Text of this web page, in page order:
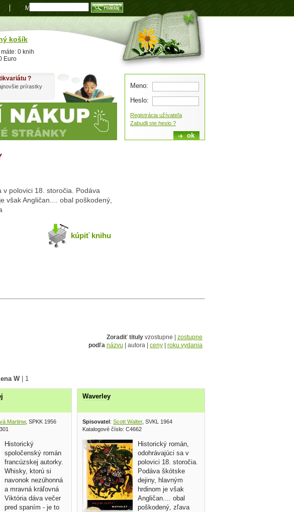
polovici 18. storočia. Podáva
však Angličan.... obal poškodený,
kúpiť knihu
Zoradiť tituly vzostupne | zostupne
podľa názvu | autora | ceny | roku vydania
W| 1
Martinw, SPKK 1956
Historický
spoločenský román
francúzskej autorky.
Whisky, ktorú si
navonok nezúhonná
a mravná kráľovná
Viktória dáva večer
pred spaním - je to
Waverley
Spisovatel : Scott Walter, SVKL 1964
Katalogové číslo: C4662
Historický román,
odohrávajúci sa v
polovici 18. storočia.
Podáva škótske
dejiny, hlavným
hrdinom je však
Angličan.... obal
poškodený, zľava
?
prírastky
Meno:
Heslo:
Registrácia užívateľa
Zabudli ste heslo ?
košík
0 knih
Euro
Mapa